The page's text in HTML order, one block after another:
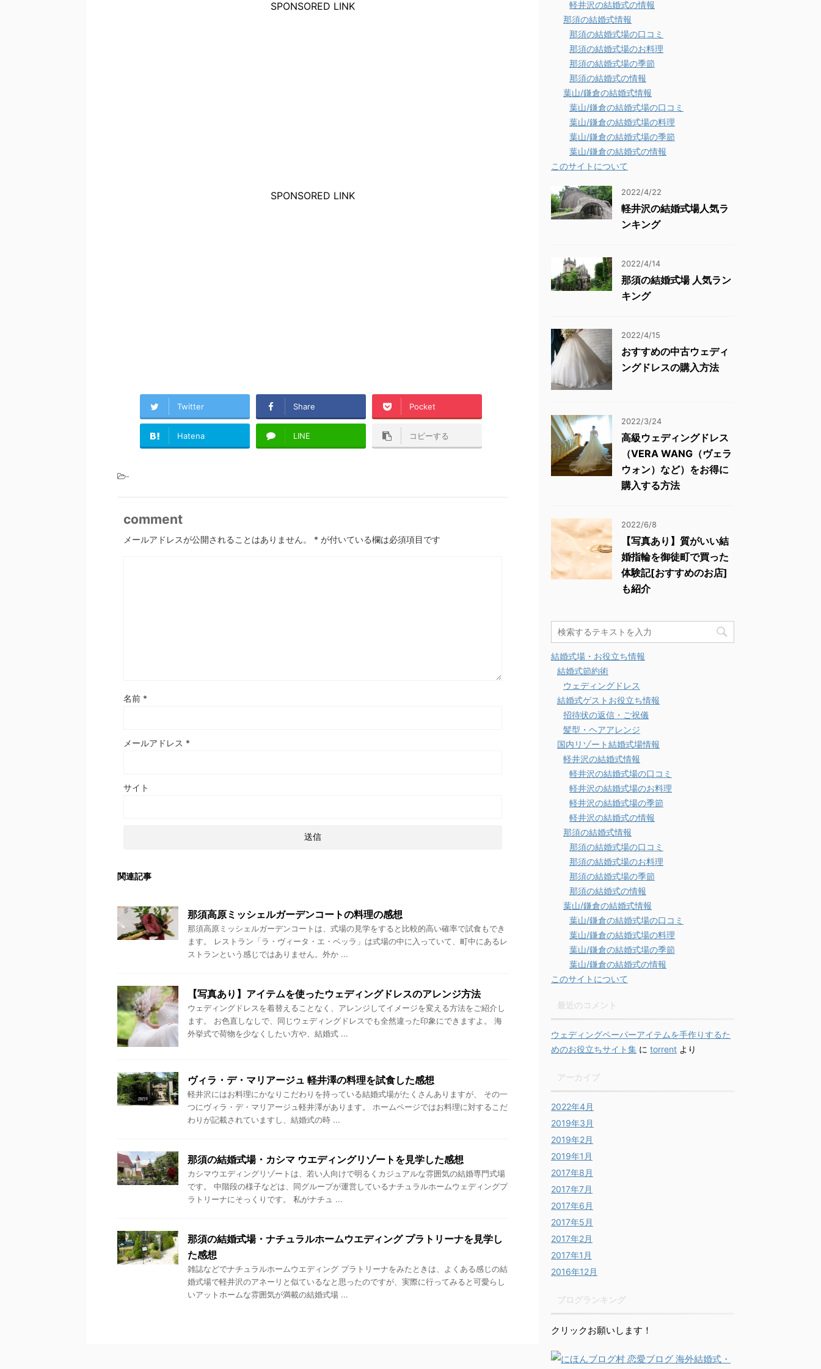
SPONSORED LINK
SPONSORED LINK
Twitter Share Pocket
Hatena LINE コピーする
-
comment
メールアドレスが公開されることはありません。 * が付いている欄は必須項目です
名前 *
メールアドレス *
サイト
関連記事
那須高原ミッシェルガーデンコートの料理の感想
那須高原ミッシェルガーデンコートは、式場の見学をすると比較的高い確率で試食もでき
ます。 レストラン「ラ・ヴィータ・エ・ベッラ」は式場の中に入っていて、町中にあるレ
ストランという感じではありません。外か ...
【写真あり】アイテムを使ったウェディングドレスのアレンジ方法
ウェディングドレスを着替えることなく、アレンジしてイメージを変える方法をご紹介し
ます。 お色直しなしで、同じウェディングドレスでも全然違った印象にできますよ。 海
外挙式で荷物を少なくしたい方や、結婚式 ...
ヴィラ・デ・マリアージュ 軽井澤の料理を試食した感想
軽井沢にはお料理にかなりこだわりを持っている結婚式場がたくさんありますが、 その一
つにヴィラ・デ・マリアージュ軽井澤があります。 ホームページではお料理に対するこだ
わりが記載されていますし、結婚式の時 ...
那須の結婚式場・カシマ ウエディングリゾートを見学した感想
カシマウエディングリゾートは、若い人向けで明るくカジュアルな雰囲気の結婚専門式場
です。 中階段の様子などは、同グループが運営しているナチュラルホームウェディングプ
ラトリーナにそっくりです。 私がナチュ ...
那須の結婚式場・ナチュラルホームウエディング プラトリーナを見学し
た感想
雑誌などでナチュラルホームウエディング プラトリーナをみたときは、よくある感じの結
婚式場で軽井沢のアネーリと似ているなと思ったのですが、実際に行ってみると可愛らし
いアットホームな雰囲気が満載の結婚式場 ...
軽井沢の結婚式の情報
那須の結婚式情報
那須の結婚式場の口コミ
那須の結婚式場のお料理
那須の結婚式場の季節
那須の結婚式の情報
葉山/鎌倉の結婚式情報
葉山/鎌倉の結婚式場の口コミ
葉山/鎌倉の結婚式場の料理
葉山/鎌倉の結婚式場の季節
葉山/鎌倉の結婚式の情報
このサイトについて
2022/4/22
軽井沢の結婚式場人気ラ
ンキング
2022/4/14
那須の結婚式場 人気ラン
キング
2022/4/15
おすすめの中古ウェディ
ングドレスの購入方法
2022/3/24
高級ウェディングドレス
（VERA WANG（ヴェラ
ウォン）など）をお得に
購入する方法
2022/6/8
【写真あり】質がいい結
婚指輪を御徒町で買った
体験記[おすすめのお店]
も紹介
結婚式場・お役立ち情報
結婚式節約術
ウェディングドレス
結婚式ゲストお役立ち情報
招待状の返信・ご祝儀
髪型・ヘアアレンジ
国内リゾート結婚式場情報
軽井沢の結婚式情報
軽井沢の結婚式場の口コミ
軽井沢の結婚式場のお料理
軽井沢の結婚式場の季節
軽井沢の結婚式の情報
那須の結婚式情報
那須の結婚式場の口コミ
那須の結婚式場のお料理
那須の結婚式場の季節
那須の結婚式の情報
葉山/鎌倉の結婚式情報
葉山/鎌倉の結婚式場の口コミ
葉山/鎌倉の結婚式場の料理
葉山/鎌倉の結婚式場の季節
葉山/鎌倉の結婚式の情報
このサイトについて
ウェディングペーパーアイテムを手作りするた
めのお役立ちサイト集 に torrent より
2022年4月
2019年3月
2019年2月
2019年1月
2017年8月
2017年7月
2017年6月
2017年5月
2017年2月
2017年1月
2016年12月
クリックお願いします！